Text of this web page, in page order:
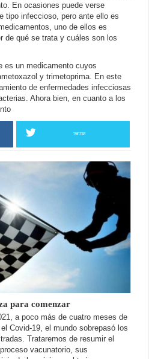
En ocasiones puede verse
tipo infeccioso, pero ante ello es
uno de ellos es
de qué se trata y cuáles son los
es un medicamento cuyos
y trimetoprima. En este
de enfermedades infecciosas
Ahora bien, en cuanto a los
TWITTER
para comenzar
a poco más de cuatro meses de
Covid-19, el mundo sobrepasó los
Trataremos de resumir el
vacunatorio, sus